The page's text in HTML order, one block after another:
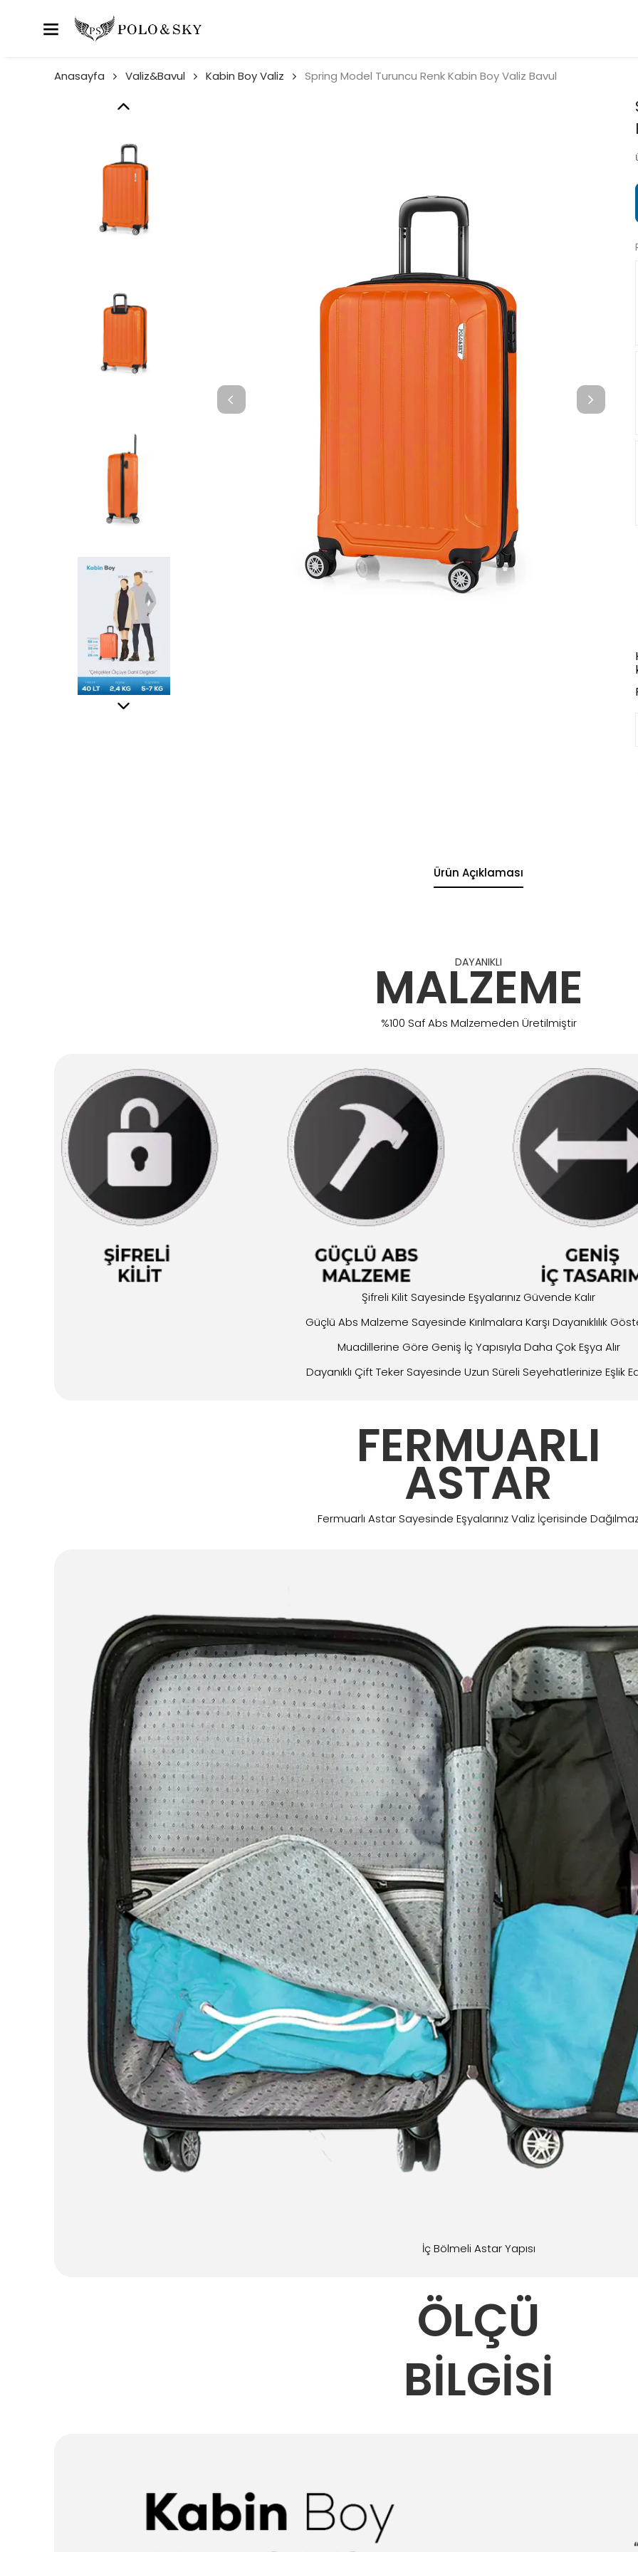
Anasayfa Valiz&Bavul Kabin Boy Valiz Spring Model Turuncu Renk Kabin Boy Valiz Bavul
Ürün Açıklaması
DAYANIKLI
MALZEME
%100 Saf Abs Malzemeden Üretilmiştir
Şifreli Kilit Sayesinde Eşyalarınız Güvende Kalır
Güçlü Abs Malzeme Sayesinde Kırılmalara Karşı Dayanıklılık
Muadillerine Göre Geniş İç Yapısıyla Daha Çok Eşya Alır
Dayanıklı Çift Teker Sayesinde Uzun Süreli Seyehatlerinize Eşlik
FERMUARLI
ASTAR
Fermuarlı Astar Sayesinde Eşyalarınız Valiz İçerisinde
İç Bölmeli Astar Yapısı
ÖLÇÜ
BİLGİSİ